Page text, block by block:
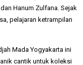
Hanum Zulfana. Sejak
pelajaran ketrampilan
Mada Yogyakarta ini
cantik untuk koleksi